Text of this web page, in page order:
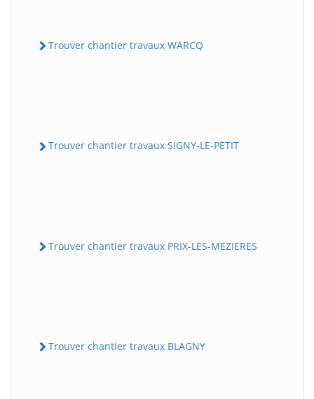
Trouver chantier travaux WARCQ
Trouver chantier travaux SIGNY-LE-PETIT
Trouver chantier travaux PRIX-LES-MEZIERES
Trouver chantier travaux BLAGNY